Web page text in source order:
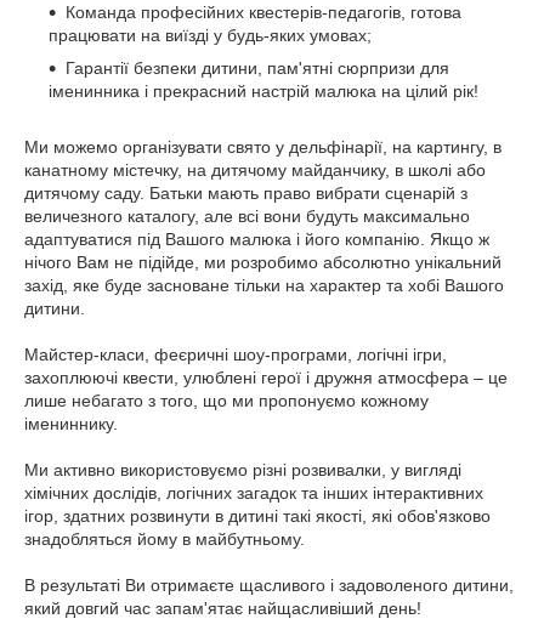
Команда професійних квестерів-педагогів, готова
працювати на виїзді у будь-яких умовах;
Гарантії безпеки дитини, пам'ятні сюрпризи для
іменинника і прекрасний настрій малюка на цілий рік!
Ми можемо організувати свято у дельфінарії, на картингу, в
канатному містечку, на дитячому майданчику, в школі або
дитячому саду. Батьки мають право вибрати сценарій з
величезного каталогу, але всі вони будуть максимально
адаптуватися під Вашого малюка і його компанію. Якщо ж
нічого Вам не підійде, ми розробимо абсолютно унікальний
захід, яке буде засноване тільки на характер та хобі Вашого
дитини.
Майстер-класи, феєричні шоу-програми, логічні ігри,
захоплюючі квести, улюблені герої і дружня атмосфера – це
лише небагато з того, що ми пропонуємо кожному
імениннику.
Ми активно використовуємо різні розвивалки, у вигляді
хімічних дослідів, логічних загадок та інших інтерактивних
ігор, здатних розвинути в дитині такі якості, які обов'язково
знадобляться йому в майбутньому.
В результаті Ви отримаєте щасливого і задоволеного дитини,
який довгий час запам'ятає найщасливіший день!